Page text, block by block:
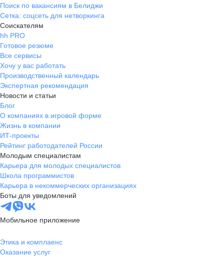
Поиск по вакансиям в Белиджи
Сетка: соцсеть для нетворкинга
Соискателям
hh PRO
Готовое резюме
Все сервисы
Хочу у вас работать
Производственный календарь
Экспертная рекомендация
Новости и статьи
Блог
О компаниях в игровой форме
Жизнь в компании
ИТ-проекты
Рейтинг работодателей России
Молодым специалистам
Карьера для молодых специалистов
Школа программистов
Карьера в некоммерческих организациях
Боты для уведомлений
Мобильное приложение
Этика и комплаенс
Оказание услуг